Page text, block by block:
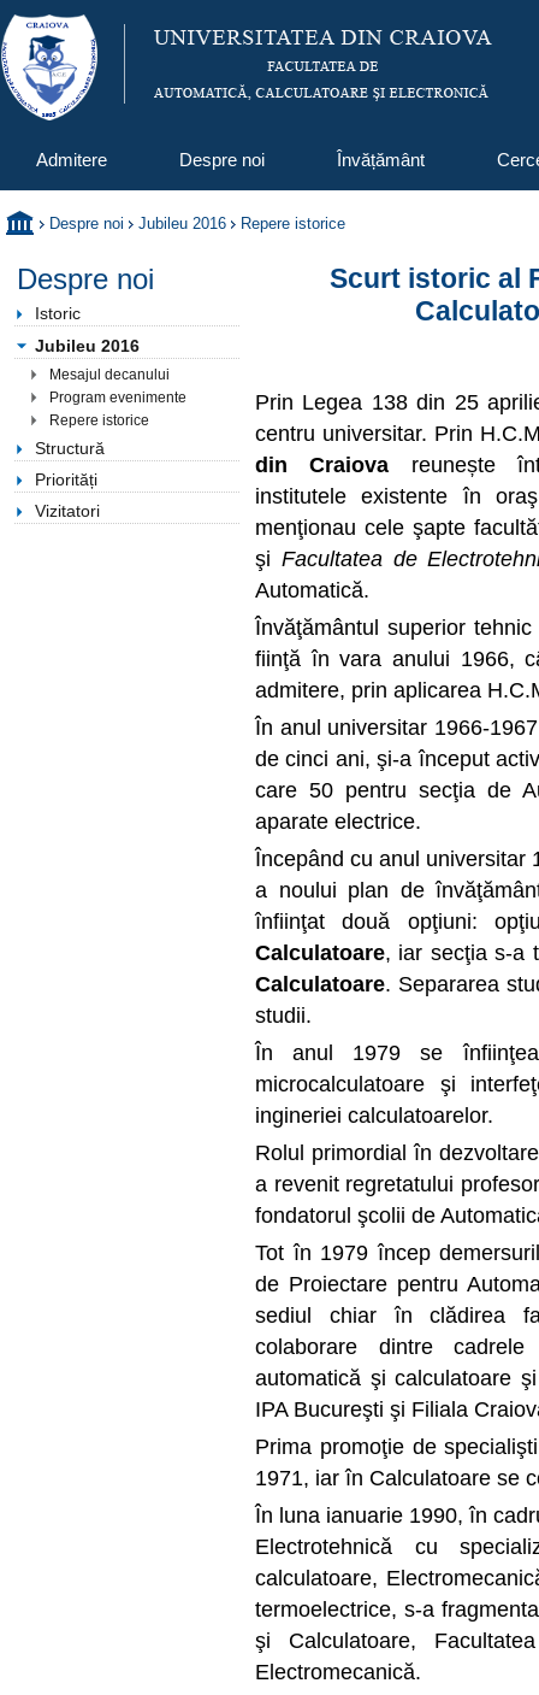
Admitere Despre noi Învățământ
Despre noi Jubileu 2016 Repere istorice
Despre noi
Istoric
Jubileu 2016
Mesajul decanului
Program evenimente
Repere istorice
Structură
Priorități
Vizitatori
Scurt istoric al
Prin Legea 138 din 25
centru universitar. Prin
din Craiova reunește
institutele existente în
menţionau cele şapte
şi Facultatea de
Automatică.
Învăţământul superior
fiinţă învara anului 1966,
admitere, prin aplicarea
În anul universitar 1966-1967
de cinci ani, şi-a început
care 50 pentru secţia de
aparate electrice.
Începând cu anul universitar
a noului plan de
înfiinţat două opţiuni:
Calculatoare, iar secţia s-a
Calculatoare. Separarea
studii.
În anul 1979 se
microcalculatoare şi
ingineriei calculatoarelor.
Rolul primordial în
a revenit regretatului
fondatorul şcolii de
Tot în 1979 încep
de Proiectare pentru
sediul chiar în clădirea
colaborare dintre
automatică şi calculatoare
IPA Bucureşti şi Filiala
Prima promoţie de
1971, iar în Calculatoare se
În luna ianuarie 1990, în
Electrotehnică cu
calculatoare,
termoelectrice, s-a
şi Calculatoare,
Electromecanică.